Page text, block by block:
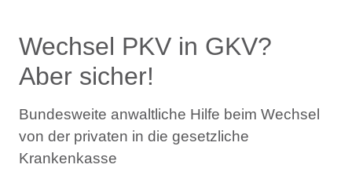
Wechsel PKV in GKV?
Aber sicher!
Bundesweite anwaltliche Hilfe beim Wechsel
von der privaten in die gesetzliche
Krankenkasse